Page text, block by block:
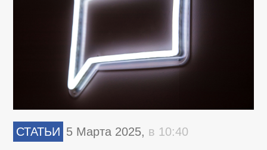
СТАТЬИ 5 Марта 2025, в 10:40